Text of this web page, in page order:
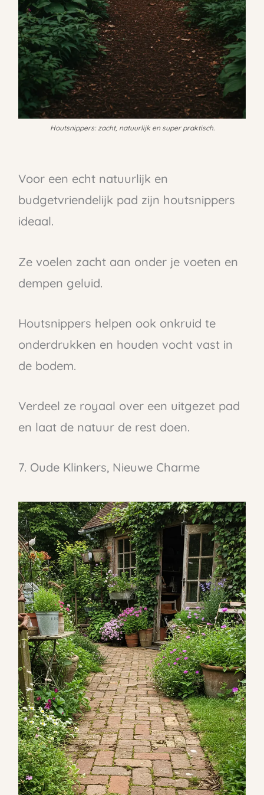
Houtsnippers: zacht, natuurlijk en super praktisch.
Voor een echt natuurlijk en
budgetvriendelijk pad zijn houtsnippers
ideaal.
Ze voelen zacht aan onder je voeten en
dempen geluid.
Houtsnippers helpen ook onkruid te
onderdrukken en houden vocht vast in
de bodem.
Verdeel ze royaal over een uitgezet pad
en laat de natuur de rest doen.
7. Oude Klinkers, Nieuwe Charme